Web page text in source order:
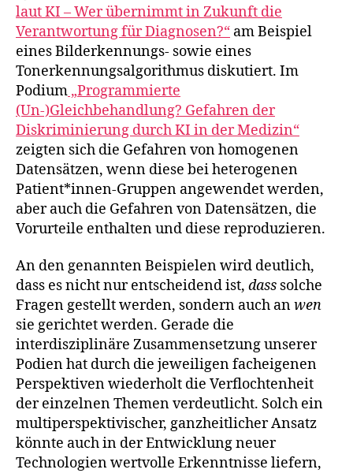
laut KI – Wer übernimmt in Zukunft die
Verantwortung für Diagnosen?“ am Beispiel
eines Bilderkennungs- sowie eines
Tonerkennungsalgorithmus diskutiert. Im
Podium „Programmierte
(Un-)Gleichbehandlung? Gefahren der
Diskriminierung durch KI in der Medizin“
zeigten sich die Gefahren von homogenen
Datensätzen, wenn diese bei heterogenen
Patient*innen-Gruppen angewendet werden,
aber auch die Gefahren von Datensätzen, die
Vorurteile enthalten und diese reproduzieren.
An den genannten Beispielen wird deutlich,
dass es nicht nur entscheidend ist, dass solche
Fragen gestellt werden, sondern auch anwen
sie gerichtet werden. Gerade die
interdisziplinäre Zusammensetzung unserer
Podien hat durch die jeweiligen facheigenen
Perspektiven wiederholt die Verflochtenheit
der einzelnen Themen verdeutlicht. Solch ein
multiperspektivischer, ganzheitlicher Ansatz
könnte auch in der Entwicklung neuer
Technologien wertvolle Erkenntnisse liefern,